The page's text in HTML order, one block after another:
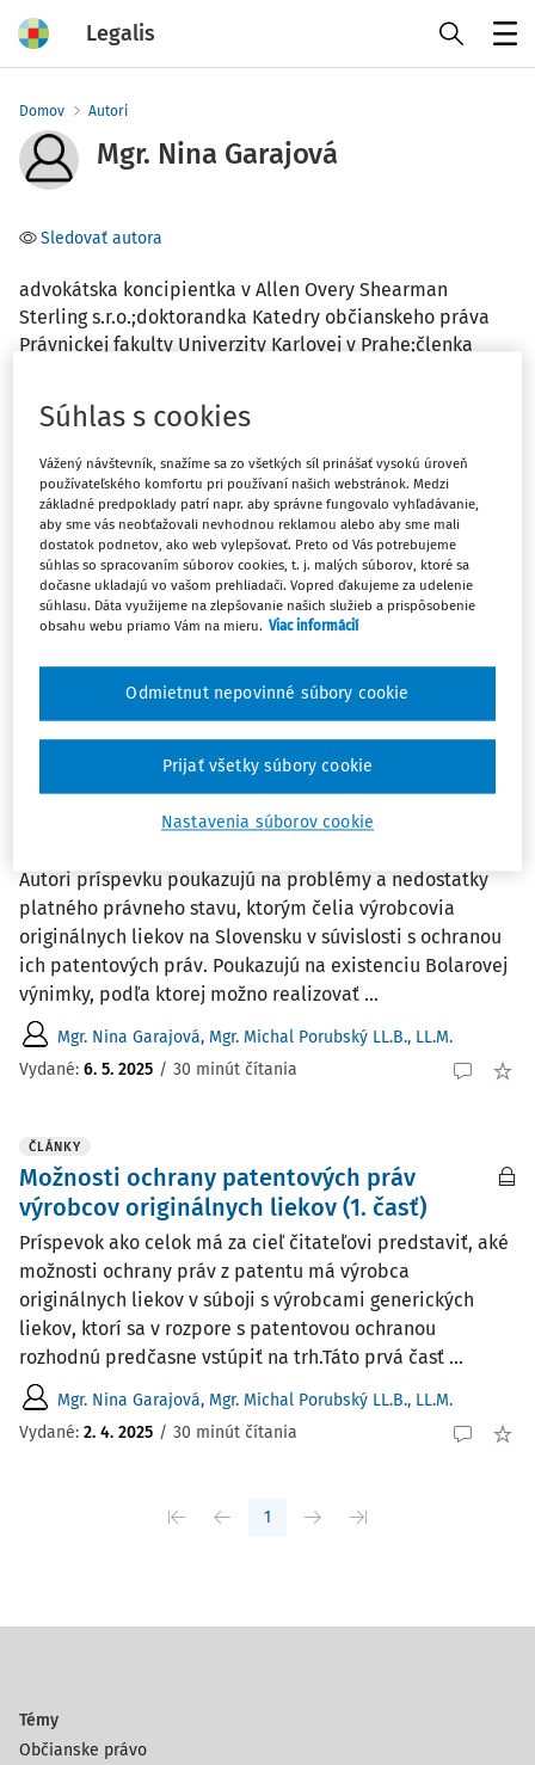
Legalis
Domov Autori
Mgr. Nina Garajová
Sledovať autora
advokátska koncipientka v Allen Overy Shearman
Sterling s.r.o.;doktorandka Katedry občianskeho práva
Právnickej fakulty Univerzity Karlovej v Prahe;členka
komore
Téma
Občianske právo(1)
Filter
:
Najnovšie Najstaršie
Možnosti ochrany patentových práv
Autori príspevku poukazujú na problémy a nedostatky
platného právneho stavu, ktorým čelia výrobcovia
originálnych liekov na Slovensku v súvislosti s ochranou
ich patentových práv. Poukazujú na existenciu Bolarovej
výnimky, podľa ktorej možno realizovať ...
Mgr. Nina Garajová, Mgr. Michal Porubský LL.B., LL.M.
Vydané: 6. 5. 2025 / 30 minút čítania
ČLÁNKY
Možnosti ochrany patentových práv
výrobcov originálnych liekov (1. časť)
Príspevok ako celok má za cieľ čitateľovi predstaviť, aké
možnosti ochrany práv z patentu má výrobca
originálnych liekov v súboji s výrobcami generických
liekov, ktorí sa v rozpore s patentovou ochranou
rozhodnú predčasne vstúpiť na trh.Táto prvá časť ...
Mgr. Nina Garajová, Mgr. Michal Porubský LL.B., LL.M.
Vydané: 2. 4. 2025 / 30 minút čítania
1
Témy
Občianske právo
Súhlas s cookies
Vážený návštevník, snažíme sa zo všetkých síl prinášať vysokú úroveň
používateľského komfortu pri používaní našich webstránok. Medzi
základné predpoklady patrí napr. aby správne fungovalo vyhľadávanie,
aby sme vás neobťažovali nevhodnou reklamou alebo aby sme mali
dostatok podnetov, ako web vylepšovať. Preto od Vás potrebujeme
súhlas so spracovaním súborov cookies, t. j. malých súborov, ktoré sa
dočasne ukladajú vo vašom prehliadači. Vopred ďakujeme za udelenie
súhlasu. Dáta využijeme na zlepšovanie našich služieb a prispôsobenie
obsahu webu priamo Vám na mieru. Viac informácií
Nastavenia súborov cookie
Odmietnut nepovinné súbory cookie
Prijať všetky súbory cookie